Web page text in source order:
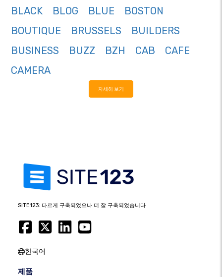
BLACK
BLOG BLUE
BOSTON
BOUTIQUE
BRUSSELS
BUILDERS
BUSINESS
BUZZ BZH CAB
CAFE
CAMERA
자세히 보기
SITE123: 다르게 구축되었으나 더 잘 구축되었습니다
한국어
제품